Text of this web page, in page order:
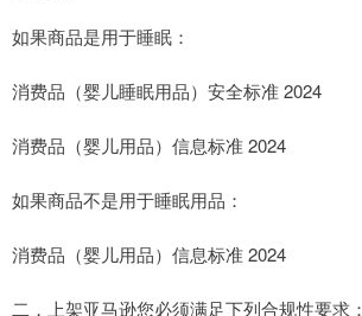
如果商品是用于睡眠：
消费品（婴儿睡眠用品）安全标准 2024
消费品（婴儿用品）信息标准 2024
如果商品不是用于睡眠用品：
消费品（婴儿用品）信息标准 2024
二，上架亚马逊您必须满足下列合规性要求：